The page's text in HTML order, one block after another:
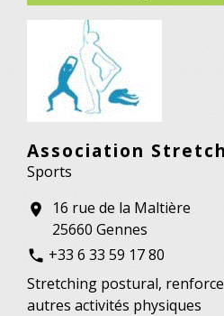
Association
Sports
location_on
16 rue de la Maltière
25660 Gennes
phone +33 6 33 59 17 80
Stretching postural,
autres activités physiques